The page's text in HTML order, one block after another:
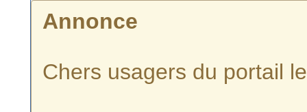
Annonce
Chers usagers du portail